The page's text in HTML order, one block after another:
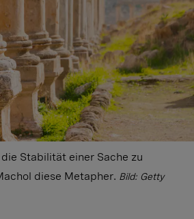
Stabilität einer Sache zu
diese Metapher. Bild: Getty